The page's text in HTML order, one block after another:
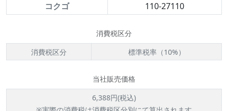
コクゴ
110-27110
消費税区分
消費税区分
標準税率（10%）
当社販売価格
6,388円(税込)